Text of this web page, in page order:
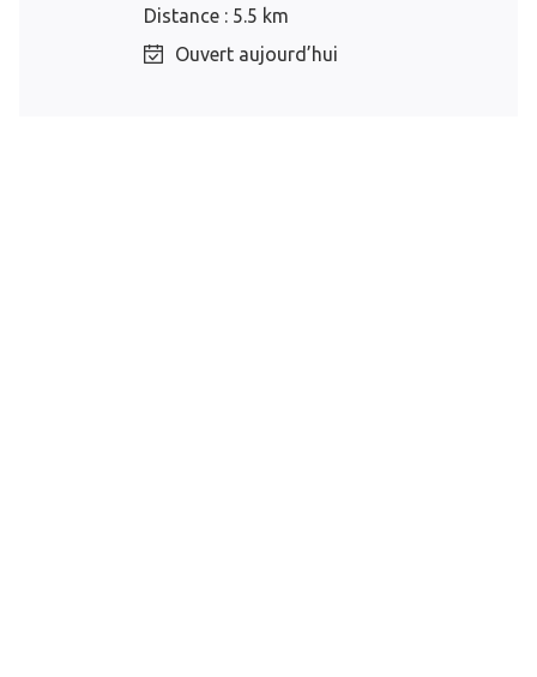
Distance : 5.5 km
Ouvert aujourd’hui